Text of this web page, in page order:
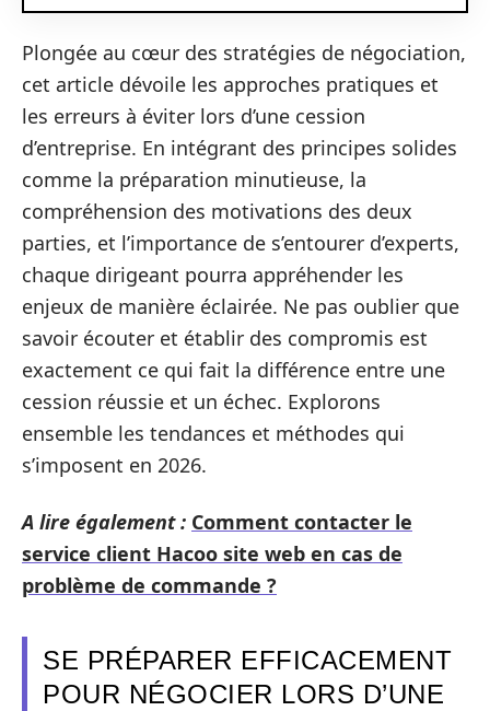
Plongée au cœur des stratégies de négociation,
cet article dévoile les approches pratiques et
les erreurs à éviter lors d’une cession
d’entreprise. En intégrant des principes solides
comme la préparation minutieuse, la
compréhension des motivations des deux
parties, et l’importance de s’entourer d’experts,
chaque dirigeant pourra appréhender les
enjeux de manière éclairée. Ne pas oublier que
savoir écouter et établir des compromis est
exactement ce qui fait la différence entre une
cession réussie et un échec. Explorons
ensemble les tendances et méthodes qui
s’imposent en 2026.
A lire également : Comment contacter le
service client Hacoo site web en cas de
problème de commande ?
SE PRÉPARER EFFICACEMENT
POUR NÉGOCIER LORS D’UNE